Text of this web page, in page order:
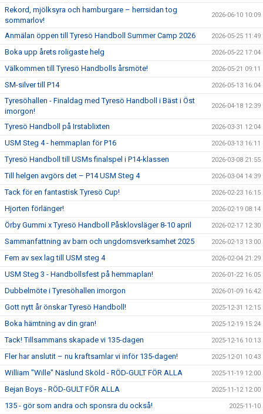
Rekord, mjölksyra och hamburgare – herrsidan tog
sommarlov!
2026-06-10 10:09
Anmälan öppen till Tyresö Handboll Summer Camp 2026 2026-05-25 11:49
Boka upp årets roligaste helg 2026-05-22 17:04
Välkommen till Tyresö Handbolls årsmöte! 2026-05-21 09:11
SM-silver till P14 2026-05-13 16:04
Tyresöhallen - Finaldag med Tyresö Handboll i Bäst i Öst
imorgon!
2026-04-18 12:39
Tyresö Handboll på Irstablixten 2026-03-31 12:04
USM Steg 4 - hemmaplan för P16 2026-03-13 16:11
Tyresö Handboll till USMs finalspel i P14-klassen 2026-03-08 21:55
Till helgen avgörs det – P14 USM Steg 4 2026-03-04 14:39
Tack för en fantastisk Tyresö Cup! 2026-02-23 16:15
Hjorten förlänger! 2026-02-19 08:14
Örby Gummi x Tyresö Handboll Påsklovsläger 8-10 april 2026-02-17 12:30
Sammanfattning av barn och ungdomsverksamhet 2025 2026-02-13 13:00
Fem av sex lag till USM steg 4 2026-02-04 21:29
USM Steg 3 - Handbollsfest på hemmaplan! 2026-01-22 16:05
Dubbelmöte i Tyresöhallen imorgon 2026-01-09 16:42
Gott nytt år önskar Tyresö Handboll! 2025-12-31 12:15
Boka hämtning av din gran! 2025-12-19 15:24
Tack! Tillsammans skapade vi 135-dagen 2025-12-16 10:13
Fler har anslutit – nu kraftsamlar vi inför 135-dagen! 2025-12-01 10:43
William "Wille" Näslund Sköld - RÖD-GULT FÖR ALLA 2025-11-19 12:00
Bejan Boys - RÖD-GULT FÖR ALLA 2025-11-12 12:00
135 - gör som andra och sponsra du också! 2025-11-10